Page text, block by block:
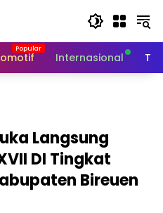
Internasional
Langsung
DI Tingkat
Bireuen